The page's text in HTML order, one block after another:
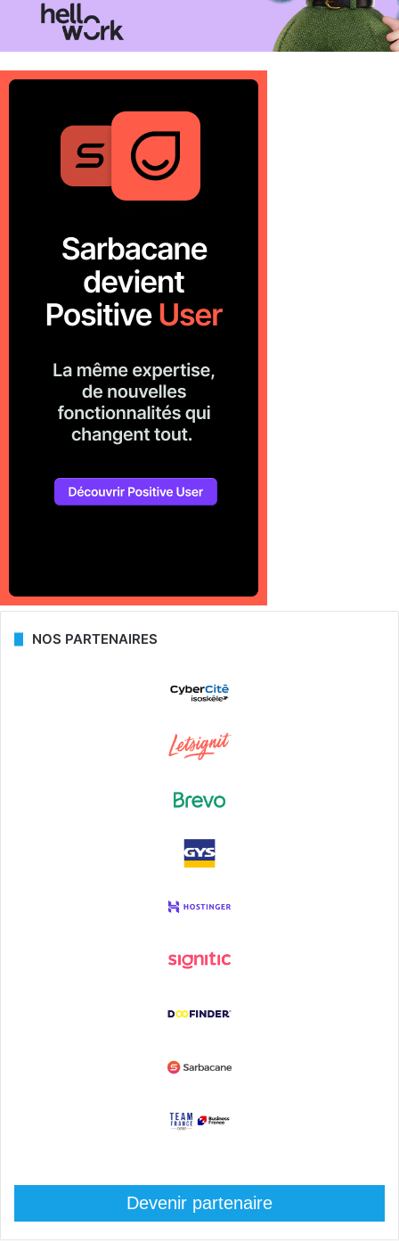
NOS PARTENAIRES
Devenir partenaire